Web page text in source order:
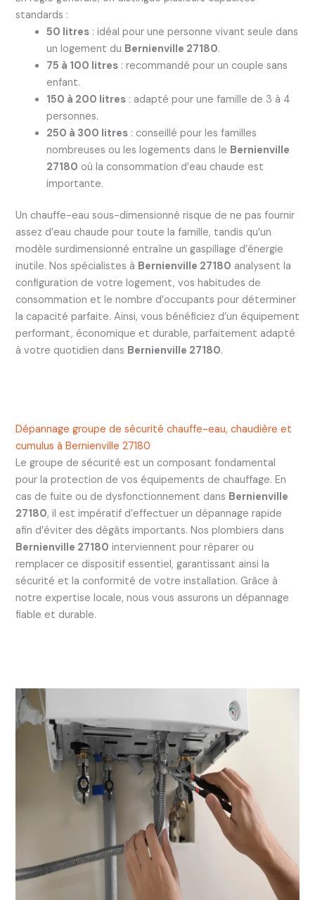
standards :
50 litres: idéal pour une personne vivant seule dans
un logement du Bernienville 27180.
75 à 100 litres: recommandé pour un couple sans
enfant.
150 à 200 litres: adapté pour une famille de 3 à 4
personnes.
250 à 300 litres: conseillé pour les familles
nombreuses ou les logements dans le Bernienville
27180 où la consommation d’eau chaude est
importante.
Un chauffe-eau sous-dimensionné risque de ne pas fournir
assez d’eau chaude pour toute la famille, tandis qu’un
modèle surdimensionné entraîne un gaspillage d’énergie
inutile. Nos spécialistes à Bernienville 27180 analysent la
configuration de votre logement, vos habitudes de
consommation et le nombre d’occupants pour déterminer
la capacité parfaite. Ainsi, vous bénéficiez d’un équipement
performant, économique et durable, parfaitement adapté
à votre quotidien dans Bernienville 27180.
Dépannage groupe de sécurité chauffe-eau, chaudière et
cumulus à Bernienville 27180
Le groupe de sécurité est un composant fondamental
pour la protection de vos équipements de chauffage. En
cas de fuite ou de dysfonctionnement dans Bernienville
27180, il est impératif d’effectuer un dépannage rapide
afin d’éviter des dégâts importants. Nos plombiers dans
Bernienville 27180 interviennent pour réparer ou
remplacer ce dispositif essentiel, garantissant ainsi la
sécurité et la conformité de votre installation. Grâce à
notre expertise locale, nous vous assurons un dépannage
fiable et durable.